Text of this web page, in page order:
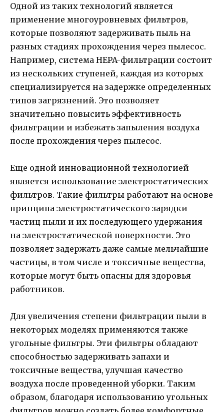
Одной из таких технологий является
применение многоуровневых фильтров,
которые позволяют задерживать пыль на
разных стадиях прохождения через пылесос.
Например, система HEPA-фильтрации состоит
из нескольких ступеней, каждая из которых
специализируется на задержке определенных
типов загрязнений. Это позволяет
значительно повысить эффективность
фильтрации и избежать запыления воздуха
после прохождения через пылесос.
Еще одной инновационной технологией
является использование электростатических
фильтров. Такие фильтры работают на основе
принципа электростатического зарядки
частиц пыли и их последующего удержания
на электростатической поверхности. Это
позволяет задержать даже самые мельчайшие
частицы, в том числе и токсичные вещества,
которые могут быть опасны для здоровья
работников.
Для увеличения степени фильтрации пыли в
некоторых моделях применяются также
угольные фильтры. Эти фильтры обладают
способностью задерживать запахи и
токсичные вещества, улучшая качество
воздуха после проведенной уборки. Таким
образом, благодаря использованию угольных